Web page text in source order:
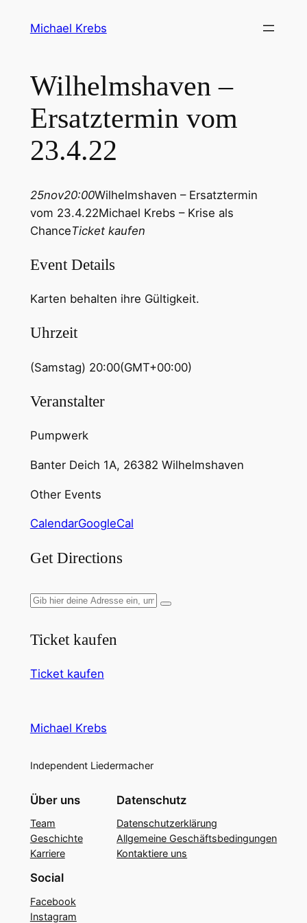
Michael Krebs
Wilhelmshaven –
Ersatztermin vom
23.4.22
25nov20:00Wilhelmshaven – Ersatztermin
vom 23.4.22Michael Krebs – Krise als
ChanceTicket kaufen
Event Details
Karten behalten ihre Gültigkeit.
Uhrzeit
(Samstag) 20:00(GMT+00:00)
Veranstalter
Pumpwerk
Banter Deich 1A, 26382 Wilhelmshaven
Other Events
CalendarGoogleCal
Get Directions
Ticket kaufen
Ticket kaufen
Michael Krebs
Independent Liedermacher
Über uns
Team
Geschichte
Karriere
Datenschutz
Datenschutzerklärung
Allgemeine Geschäftsbedingungen
Kontaktiere uns
Social
Facebook
Instagram